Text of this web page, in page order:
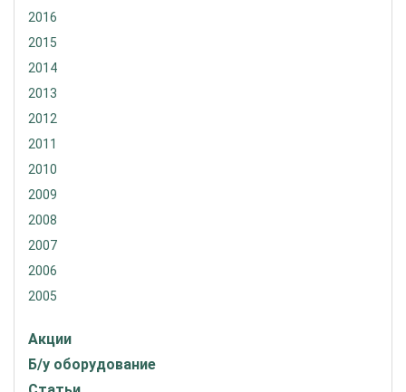
2016
2015
2014
2013
2012
2011
2010
2009
2008
2007
2006
2005
Акции
Б/у оборудование